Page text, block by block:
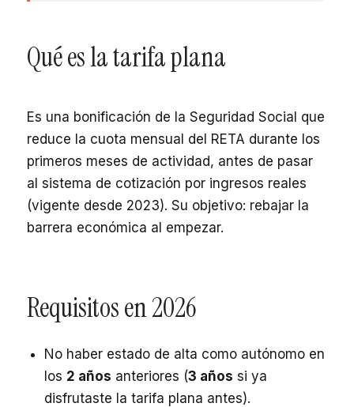
Qué es la tarifa plana
Es una bonificación de la Seguridad Social que
reduce la cuota mensual del RETA durante los
primeros meses de actividad, antes de pasar
al sistema de cotización por ingresos reales
(vigente desde 2023). Su objetivo: rebajar la
barrera económica al empezar.
Requisitos en 2026
No haber estado de alta como autónomo en
los 2 años anteriores (3 años si ya
disfrutaste la tarifa plana antes).